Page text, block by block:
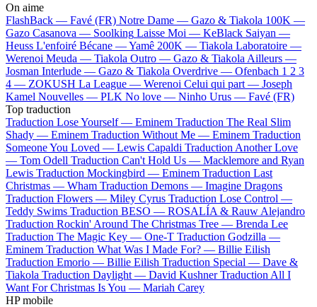
On aime
FlashBack — Favé (FR) Notre Dame — Gazo & Tiakola 100K —
Gazo Casanova — Soolking Laisse Moi — KeBlack Saiyan —
Heuss L'enfoiré Bécane —Yamê 200K — Tiakola Laboratoire —
Werenoi Meuda — Tiakola Outro — Gazo & Tiakola Ailleurs —
Josman Interlude — Gazo & Tiakola Overdrive — Ofenbach 1 2 3
4 — ZOKUSH La League — Werenoi Celui qui part — Joseph
Kamel Nouvelles — PLK No love — Ninho Urus — Favé (FR)
Top traduction
Traduction Lose Yourself — Eminem Traduction The Real Slim
Shady — Eminem Traduction Without Me — Eminem Traduction
Someone You Loved — Lewis Capaldi Traduction Another Love
— Tom Odell Traduction Can't Hold Us — Macklemore and Ryan
Lewis Traduction Mockingbird — Eminem Traduction Last
Christmas — Wham Traduction Demons — Imagine Dragons
Traduction Flowers — Miley Cyrus Traduction Lose Control —
Teddy Swims Traduction BESO — ROSALÍA & Rauw Alejandro
Traduction Rockin' Around The Christmas Tree — Brenda Lee
Traduction The Magic Key — One-T Traduction Godzilla —
Eminem Traduction What Was I Made For? — Billie Eilish
Traduction Emorio — Billie Eilish Traduction Special — Dave &
Tiakola Traduction Daylight — David Kushner Traduction All I
Want For Christmas Is You — Mariah Carey
HP mobile